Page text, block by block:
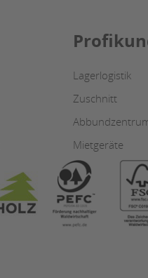
Lagerlogistik
Zuschnitt
Mietgeräte